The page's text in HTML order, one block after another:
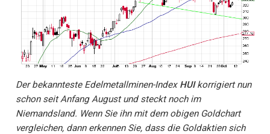
Der bekannteste Edelmetallminen-Index HUIkorrigiert nun
schon seit Anfang August und steckt noch im
Niemandsland. Wenn Sie ihn mit dem obigen Goldchart
vergleichen, dann erkennen Sie, dass die Goldaktien sich